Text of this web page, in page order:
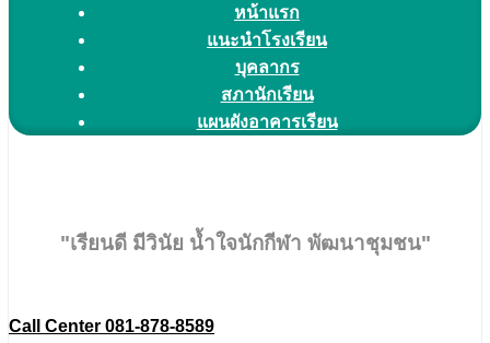
หน้าแรก
แนะนำโรงเรียน
บุคลากร
สภานักเรียน
แผนผังอาคารเรียน
"เรียนดี มีวินัย น้ำใจนักกีฬา พัฒนาชุมชน"
Call Center 081-878-8589